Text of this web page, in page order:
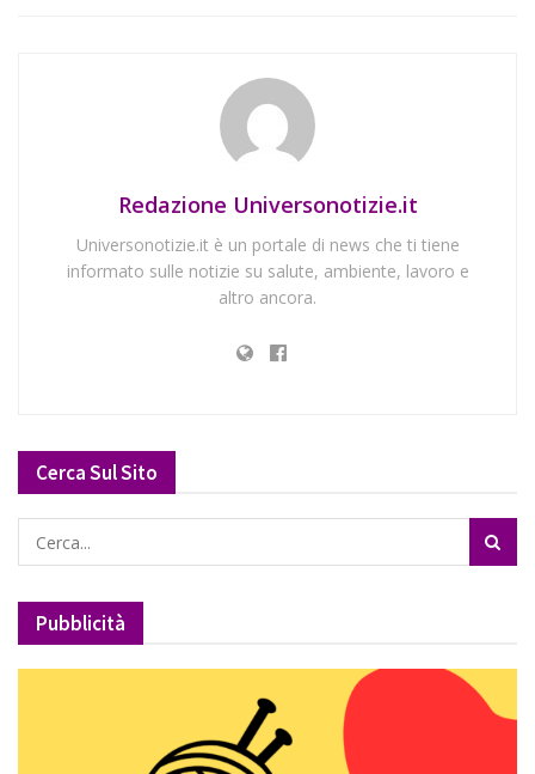
Redazione Universonotizie.it
Universonotizie.it è un portale di news che ti tiene
informato sulle notizie su salute, ambiente, lavoro e
altro ancora.
Cerca Sul Sito
Pubblicità